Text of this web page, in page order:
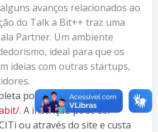
avanços relacionados ao
do Talk a Bit++ traz uma
Partner. Um ambiente
ideal para que os
ideias com outras startups,
pode ser conferida em:
. A inscrição pode ser
ou através do site e custa